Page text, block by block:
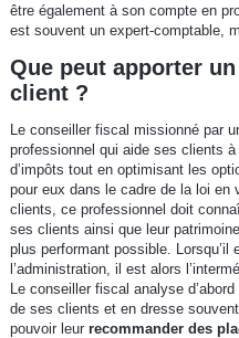
être également à son compte en
est souvent un expert-comptable,
Que peut apporter
client ?
Le conseiller fiscal missionné par
professionnel qui aide ses clients
d’impôts tout en optimisant les
pour eux dans le cadre de la loi en
clients, ce professionnel doit
ses clients ainsi que leur
plus performant possible.
l’administration, il est alors
Le conseiller fiscal analyse
de ses clients et en dresse
pouvoir leur recommander des